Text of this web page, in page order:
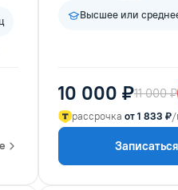
Высшее или
10 000 ₽11 000 ₽
рассрочка от 1 833 ₽/
Записаться